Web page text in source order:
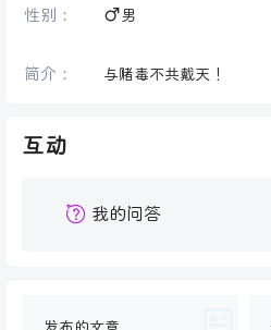
性别： 男
简介： 与赌毒不共戴天！
互动
我的问答